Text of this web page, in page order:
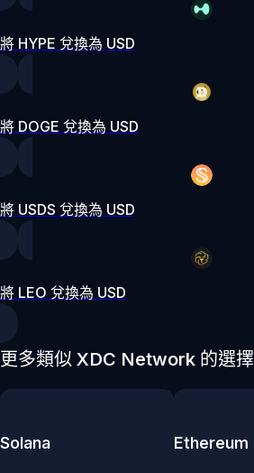
將 HYPE 兌換為 USD
將 DOGE 兌換為 USD
將 USDS 兌換為 USD
將 LEO 兌換為 USD
更多類似 XDC Network 的選擇
Solana Ethereum